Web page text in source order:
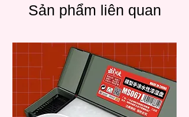
dòng phổ thông đến cao cấp cho những
người yêu nghệ thuật, Pébéo là một thương
Sản phẩm liên quan